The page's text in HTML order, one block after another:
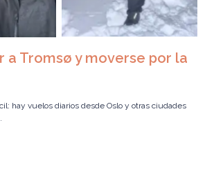
a Tromsø y moverse por la
hay vuelos diarios desde Oslo y otras ciudades